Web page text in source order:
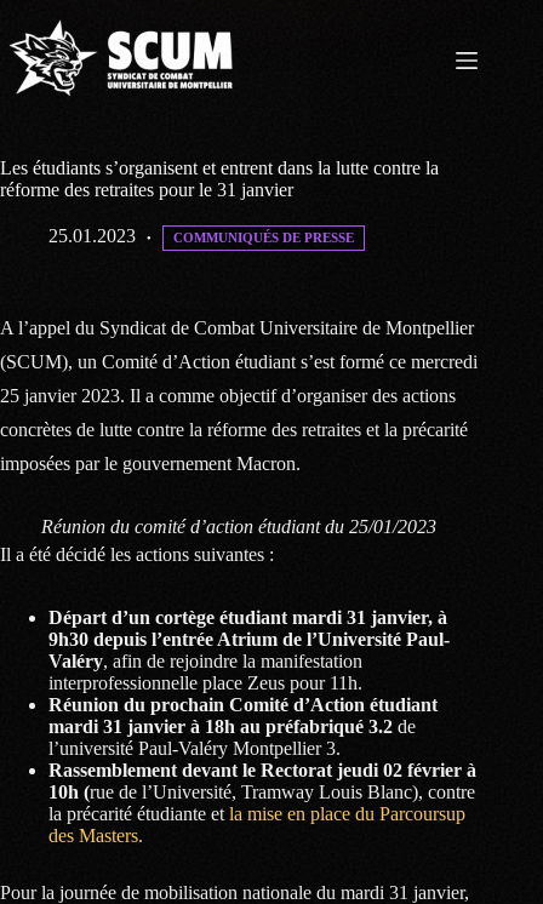
contenu
Les étudiants s’organisent et entrent dans la lutte contre la
réforme des retraites pour le 31 janvier
25.01.2023 COMMUNIQUÉS DE PRESSE
A l’appel du Syndicat de Combat Universitaire de Montpellier
(SCUM), un Comité d’Action étudiant s’est formé ce mercredi
25 janvier 2023. Il a comme objectif d’organiser des actions
concrètes de lutte contre la réforme des retraites et la précarité
imposées par le gouvernement Macron.
Réunion du comité d’action étudiant du 25/01/2023
Il a été décidé les actions suivantes :
Départ d’un cortège étudiant mardi 31 janvier, à
9h30 depuis l’entrée Atrium de l’Université Paul-
Valéry, afin de rejoindre la manifestation
interprofessionnelle place Zeus pour 11h.
Réunion du prochain Comité d’Action étudiant
mardi 31 janvier à 18h au préfabriqué 3.2 de
l’université Paul-Valéry Montpellier 3.
Rassemblement devant le Rectorat jeudi 02 février à
10h (rue de l’Université, Tramway Louis Blanc), contre
la précarité étudiante et la mise en place du Parcoursup
des Masters.
Pour la journée de mobilisation nationale du mardi 31 janvier,